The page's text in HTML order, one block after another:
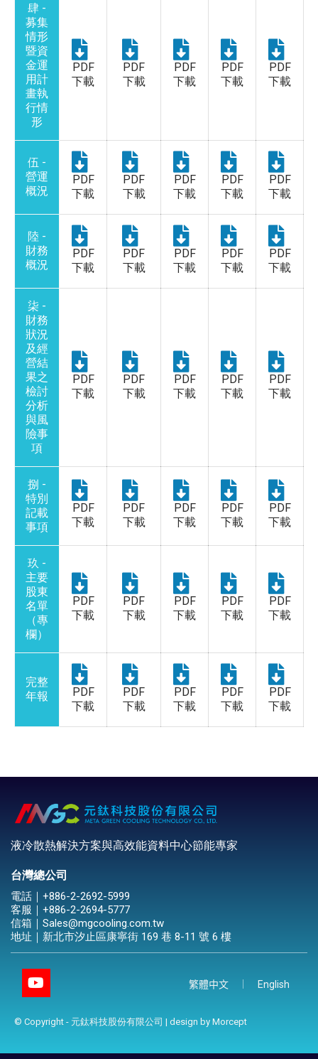
肆 -
募集
情形
暨資
金運
用計
畫執
行情
形
PDF
下載
PDF
下載
PDF
下載
PDF
下載
PDF
下載
伍 -
營運
概況
PDF
下載
PDF
下載
PDF
下載
PDF
下載
PDF
下載
陸 -
財務
概況
PDF
下載
PDF
下載
PDF
下載
PDF
下載
PDF
下載
柒 -
財務
狀況
及經
營結
果之
檢討
分析
與風
險事
項
PDF
下載
PDF
下載
PDF
下載
PDF
下載
PDF
下載
捌 -
特別
記載
事項
PDF
下載
PDF
下載
PDF
下載
PDF
下載
PDF
下載
玖 -
主要
股東
名單
（專
欄）
PDF
下載
PDF
下載
PDF
下載
PDF
下載
PDF
下載
完整
年報
PDF
下載
PDF
下載
PDF
下載
PDF
下載
PDF
下載
液冷散熱解決方案與高效能資料中心節能專家
台灣總公司
電話｜ +886-2-2692-5999
客服｜ +886-2-2694-5777
信箱｜ Sales@mgcooling.com.tw
地址｜ 新北市汐止區康寧街 169 巷 8-11 號 6 樓
© Copyright - 元鈦科技股份有限公司 | design by Morcept
繁體中文 English